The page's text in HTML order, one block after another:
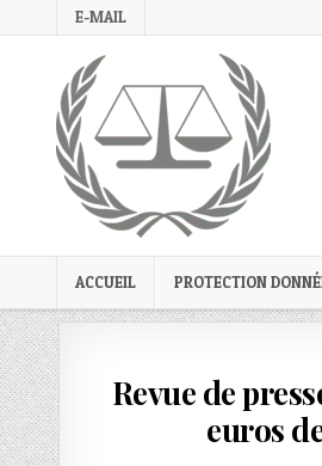
to
E-MAIL
ACCUEIL PROTECTION
Revue de
euros